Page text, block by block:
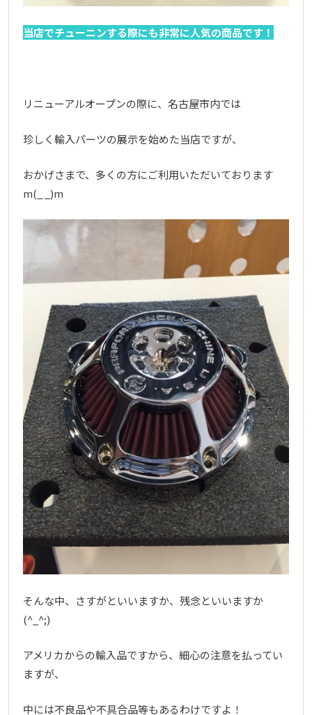
当店でチューニンする際にも非常に人気の商品です！
リニューアルオープンの際に、名古屋市内では
珍しく輸入パーツの展示を始めた当店ですが、
おかげさまで、多くの方にご利用いただいております
m(_ _)m
そんな中、さすがといいますか、残念といいますか
(^_^;)
アメリカからの輸入品ですから、細心の注意を払ってい
ますが、
中には不良品や不具合品等もあるわけですよ！